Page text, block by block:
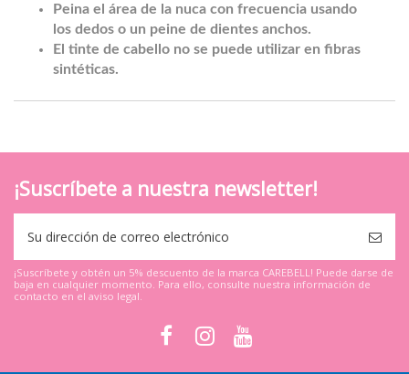
Peina el área de la nuca con frecuencia usando
los dedos o un peine de dientes anchos.
El tinte de cabello no se puede utilizar en fibras
sintéticas.
¡Suscríbete a nuestra newsletter!
¡Suscríbete y obtén un 5% descuento de la marca CAREBELL! Puede darse de
baja en cualquier momento. Para ello, consulte nuestra información de
contacto en el aviso legal.